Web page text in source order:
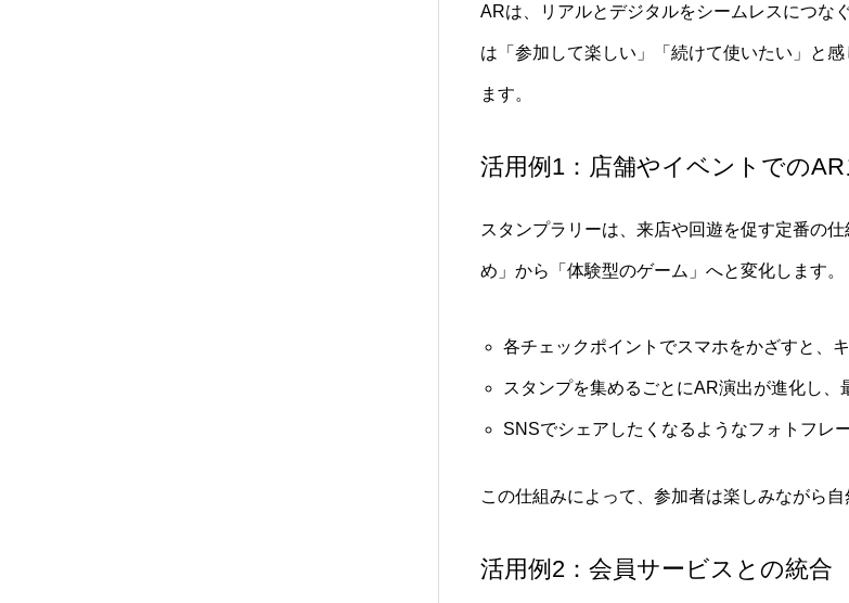
ARは、リアルとデジタルをシームレスにつな
は「参加して楽しい」「続けて使いたい」と
ます。
活用例1：店舗やイベントでの
スタンプラリーは、来店や回遊を促す定番の
め」から「体験型のゲーム」へと変化します。
各チェックポイントでスマホをかざすと、
スタンプを集めるごとにAR演出が進化し、
SNSでシェアしたくなるようなフォトフレ
この仕組みによって、参加者は楽しみながら
活用例2：会員サービスとの統合